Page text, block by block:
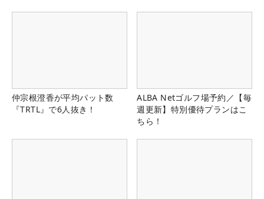
仲宗根澄香が平均パット数
『TRTL』で6人抜き！
ALBA Netゴルフ場予約／【毎
週更新】特別優待プランはこ
ちら！